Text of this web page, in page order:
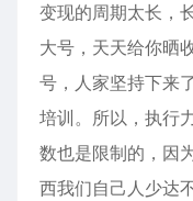
变现的周期太长，
大号，天天给你晒
号，人家坚持下来
培训。所以，执行
数也是限制的，因
西我们自己人少达